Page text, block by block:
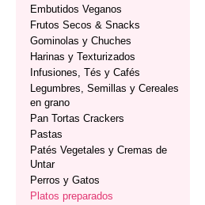
Embutidos Veganos
Frutos Secos & Snacks
Gominolas y Chuches
Harinas y Texturizados
Infusiones, Tés y Cafés
Legumbres, Semillas y Cereales
en grano
Pan Tortas Crackers
Pastas
Patés Vegetales y Cremas de
Untar
Perros y Gatos
Platos preparados